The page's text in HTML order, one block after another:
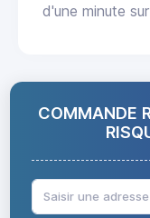
d'une minute
COMMANDE